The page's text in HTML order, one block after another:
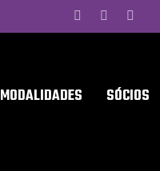
MODALIDADES SÓCIOS